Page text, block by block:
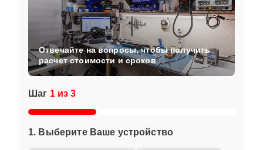
Шаг 1 из 3
1. Выберите Ваше устройство
Отвечайте на вопросы, чтобы получить
расчет стоимости и сроков